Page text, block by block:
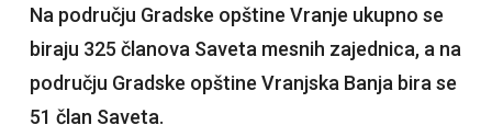
Na području Gradske opštine Vranje ukupno se
biraju 325 članova Saveta mesnih zajednica, a na
području Gradske opštine Vranjska Banja bira se
51 član Saveta.